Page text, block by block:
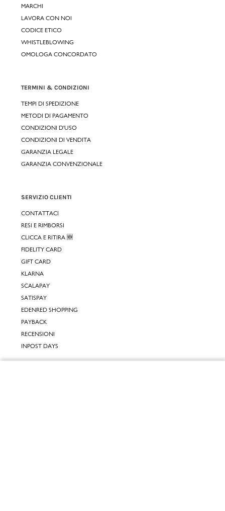
MARCHI
LAVORA CON NOI
CODICE ETICO
WHISTLEBLOWING
OMOLOGA CONCORDATO
TERMINI & CONDIZIONI
TEMPI DI SPEDIZIONE
METODI DI PAGAMENTO
CONDIZIONI D'USO
CONDIZIONI DI VENDITA
GARANZIA LEGALE
GARANZIA CONVENZIONALE
SERVIZIO CLIENTI
CONTATTACI
RESI E RIMBORSI
CLICCA E RITIRA 🆕
FIDELITY CARD
GIFT CARD
KLARNA
SCALAPAY
SATISPAY
EDENRED SHOPPING
PAYBACK
RECENSIONI
INPOST DAYS